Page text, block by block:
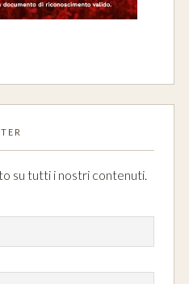
su tutti i nostri contenuti.